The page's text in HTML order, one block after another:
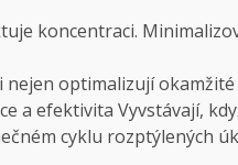
koncentraci.
optimalizují
a efektivita Vyvstávají,
cyklu rozptýlených